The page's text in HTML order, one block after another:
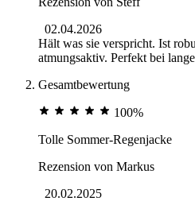
02.04.2026
Hält was sie verspricht. Ist
atmungsaktiv. Perfekt bei
Gesamtbewertung
100%
Tolle Sommer-Regenjacke
Rezension von Markus
20.02.2025